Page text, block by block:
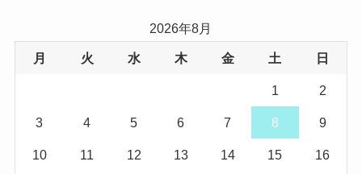
2026年8月
月 火 水 木 金 土 日
1 2
3 4 5 6 7 8 9
10 11 12 13 14 15 16